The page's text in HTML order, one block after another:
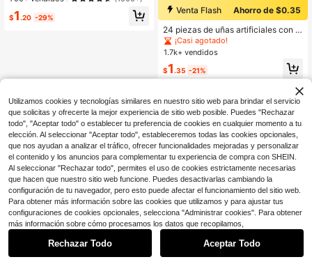
rcoíris con arena movediza, incluye
1 botella de pegamento para uñas y
$1 .20 -29%
Venta Flash
Ahorro de $0.35
24 piezas de uñas artificiales con f
orma de ataúd francés, tono de piel
natural con bordes blancos, decora
ueñas flores, adecuadas para fiesta
s, galas y uso diario. El set incluye 1
pieza de pegamento transparente y
1 lima de uñas. Removibles y reutili
zables. Suministros de arte de uñas
¡Casi agotado!
1.7k+ vendidos
$1 .35 -21%
Utilizamos cookies y tecnologías similares en nuestro sitio web para brindar el servicio
que solicitas y ofrecerte la mejor experiencia de sitio web posible. Puedes "Rechazar
todo", "Aceptar todo" o establecer tu preferencia de cookies en cualquier momento a tu
elección. Al seleccionar "Aceptar todo", estableceremos todas las cookies opcionales,
que nos ayudan a analizar el tráfico, ofrecer funcionalidades mejoradas y personalizar
el contenido y los anuncios para complementar tu experiencia de compra con SHEIN.
Al seleccionar "Rechazar todo", permites el uso de cookies estrictamente necesarias
que hacen que nuestro sitio web funcione. Puedes desactivarlas cambiando la
configuración de tu navegador, pero esto puede afectar el funcionamiento del sitio web.
Para obtener más información sobre las cookies que utilizamos y para ajustar tus
configuraciones de cookies opcionales, selecciona "Administrar cookies". Para obtener
más información sobre cómo procesamos los datos que recopilamos,
Rechazar Todo Aceptar Todo